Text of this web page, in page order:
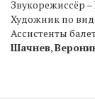
Звукорежиссёр –
Художник по
Ассистенты
Шачнев,